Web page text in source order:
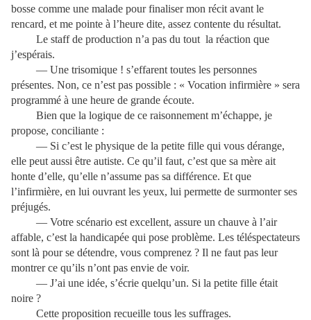
bosse comme une malade pour finaliser mon récit avant le
rencard, et me pointe à l’heure dite, assez contente du résultat.
Le staff de production n’a pas du tout la réaction que
j’espérais.
— Une trisomique ! s’effarent toutes les personnes
présentes. Non, ce n’est pas possible : « Vocation infirmière » sera
programmé à une heure de grande écoute.
Bien que la logique de ce raisonnement m’échappe, je
propose, conciliante :
— Si c’est le physique de la petite fille qui vous dérange,
elle peut aussi être autiste. Ce qu’il faut, c’est que sa mère ait
honte d’elle, qu’elle n’assume pas sa différence. Et que
l’infirmière, en lui ouvrant les yeux, lui permette de surmonter ses
préjugés.
— Votre scénario est excellent, assure un chauve à l’air
affable, c’est la handicapée qui pose problème. Les téléspectateurs
sont là pour se détendre, vous comprenez ? Il ne faut pas leur
montrer ce qu’ils n’ont pas envie de voir.
— J’ai une idée, s’écrie quelqu’un. Si la petite fille était
noire ?
Cette proposition recueille tous les suffrages.